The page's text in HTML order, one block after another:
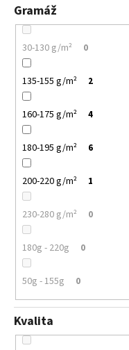
Gramáž
30-130 g/m² 0
135-155 g/m² 2
160-175 g/m² 4
180-195 g/m² 6
200-220 g/m² 1
230-280 g/m² 0
180g - 220g 0
50g - 155g 0
Kvalita